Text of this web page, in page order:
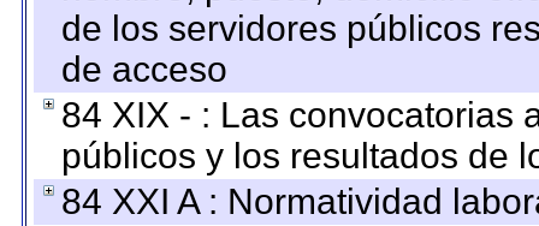
de los servidores públicos
de acceso
84 XIX - : Las convocatorias
públicos y los resultados de
84 XXI A : Normatividad